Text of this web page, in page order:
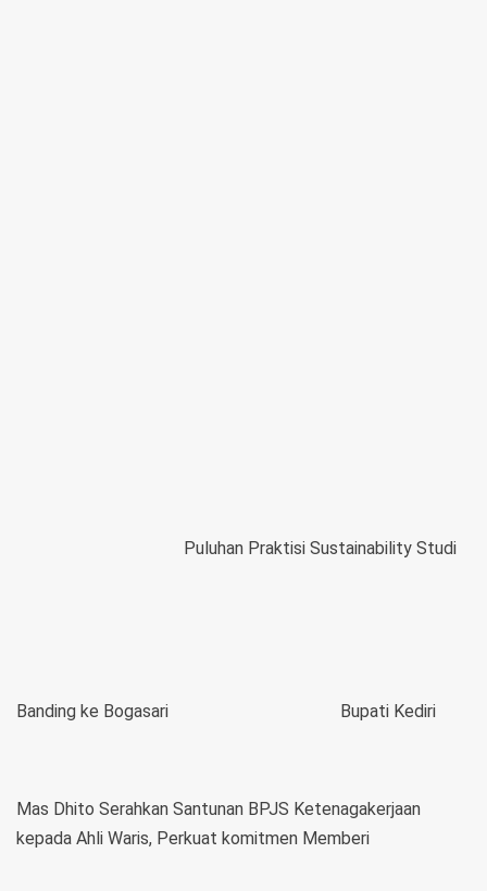
Puluhan Praktisi Sustainability Studi
Banding ke Bogasari Bupati Kediri
Mas Dhito Serahkan Santunan BPJS Ketenagakerjaan
kepada Ahli Waris, Perkuat komitmen Memberi